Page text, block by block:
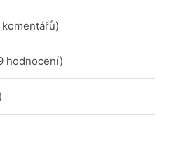
komentářů)
hodnocení)